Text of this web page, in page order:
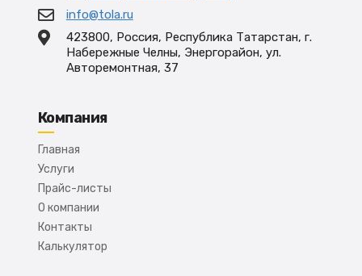
info@tola.ru
423800, Россия, Республика Татарстан, г.
Набережные Челны, Энергорайон, ул.
Авторемонтная, 37
Компания
Главная
Услуги
Прайс-листы
О компании
Контакты
Калькулятор